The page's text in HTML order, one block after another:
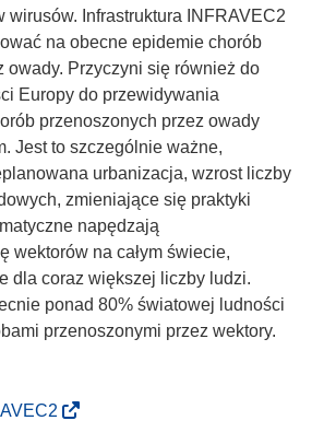
wirusów. Infrastruktura INFRAVEC2
na obecne epidemie chorób
owady. Przyczyni się również do
Europy do przewidywania
przenoszonych przez owady
Jest to szczególnie ważne,
urbanizacja, wzrost liczby
zmieniające się praktyki
napędzają
wektorów na całym świecie,
dla coraz większej liczby ludzi.
ponad 80% światowej ludności
przenoszonymi przez wektory.